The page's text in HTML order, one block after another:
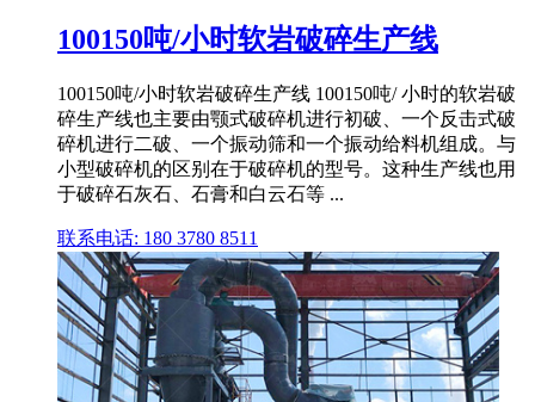
100150吨/小时软岩破碎生产线
100150吨/小时软岩破碎生产线 100150吨/ 小时的软岩破
碎生产线也主要由颚式破碎机进行初破、一个反击式破
碎机进行二破、一个振动筛和一个振动给料机组成。与
小型破碎机的区别在于破碎机的型号。这种生产线也用
于破碎石灰石、石膏和白云石等 ...
联系电话: 180 3780 8511